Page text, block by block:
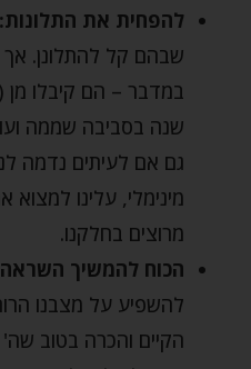
להפחית את התלונות:
שבהם קל להתלונן. אך
במדבר – הם קיבלו מן
שנה בסביבה שממה
גם אם לעיתים נדמה
מינימלי, עלינו
מרוצים בחלקנו.
הכוח להמשיך
להשפיע על מצבנו
הקיים והכרה בטוב שה'